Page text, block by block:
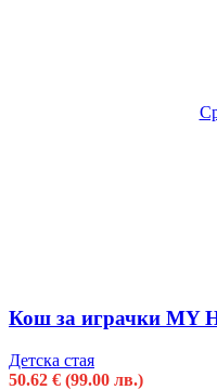
Кош за играчки MY
Детска стая
50.62 € (99.00 лв.)